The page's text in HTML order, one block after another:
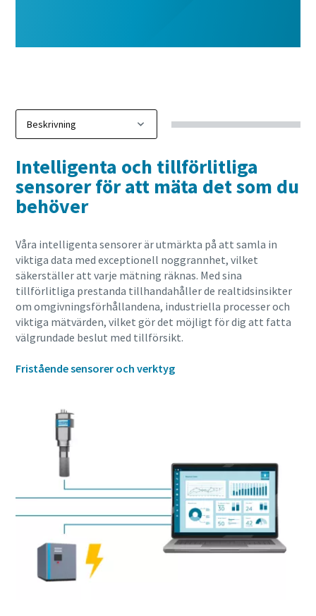
Intelligenta och tillförlitliga
sensorer för att mäta det som du
behöver
Våra intelligenta sensorer är utmärkta på att samla in
viktiga data med exceptionell noggrannhet, vilket
säkerställer att varje mätning räknas. Med sina
tillförlitliga prestanda tillhandahåller de realtidsinsikter
om omgivningsförhållandena, industriella processer och
viktiga mätvärden, vilket gör det möjligt för dig att fatta
välgrundade beslut med tillförsikt.
Fristående sensorer och verktyg